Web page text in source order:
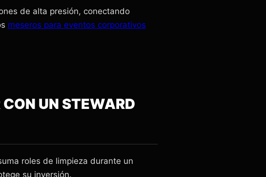
de alta presión, conectando
meseros para eventos corporativos
UN STEWARD
roles de limpieza durante un
su inversión.